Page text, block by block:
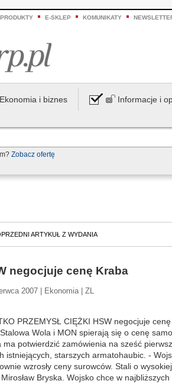
E-SKLEP KOMUNIKATY
Ekonomia i biznes Informacje i
Zobacz ofertę
ARTYKUŁ Z WYDANIA
negocjuje cenę Kraba
2007 | Ekonomia | ZL
PRZEMYSŁ CIĘŻKI HSW negocjuje
Wola i MON spierają się o cenę
ma potwierdzić zamówienia na sześć
istniejących, starszych armatohaubic. -
wzrosły ceny surowców. Stali o
Mirosław Bryska. Wojsko chce w